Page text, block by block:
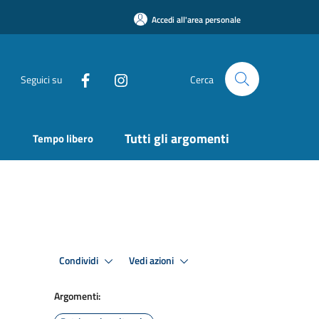
Accedi all'area personale
Seguici su Cerca
Tempo libero Tutti gli argomenti
Condividi Vedi azioni
Argomenti: